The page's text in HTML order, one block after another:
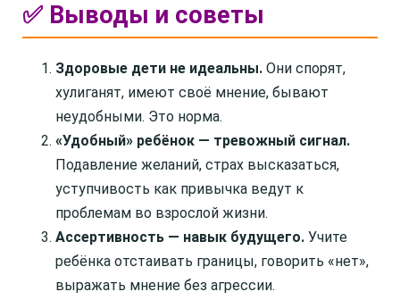
✅ Выводы и советы
Здоровые дети не идеальны. Они спорят,
хулиганят, имеют своё мнение, бывают
неудобными. Это норма.
«Удобный» ребёнок — тревожный сигнал.
Подавление желаний, страх высказаться,
уступчивость как привычка ведут к
проблемам во взрослой жизни.
Ассертивность — навык будущего. Учите
ребёнка отстаивать границы, говорить «нет»,
выражать мнение без агрессии.